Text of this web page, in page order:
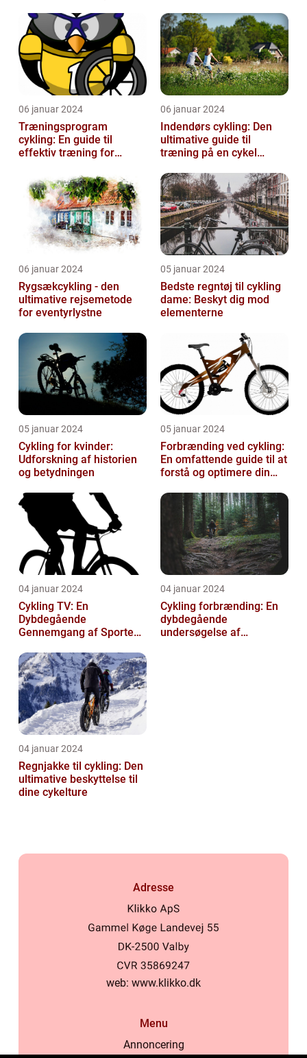
06 januar 2024
Træningsprogram
cykling: En guide til
effektiv træning for
06 januar 2024
Indendørs cykling: Den
ultimative guide til
træning på en cykel
06 januar 2024
Rygsækcykling - den
ultimative rejsemetode
for eventyrlystne
05 januar 2024
Bedste regntøj til cykling
dame: Beskyt dig mod
elementerne
05 januar 2024
Cykling for kvinder:
Udforskning af historien
og betydningen
05 januar 2024
Forbrænding ved cykling:
En omfattende guide til at
forstå og optimere din
04 januar 2024
Cykling TV: En
Dybdegående
Gennemgang af Sportens
04 januar 2024
Cykling forbrænding: En
dybdegående
undersøgelse af
04 januar 2024
Regnjakke til cykling: Den
ultimative beskyttelse til
dine cykelture
Adresse
web: www.klikko.dk
Menu
Annoncering